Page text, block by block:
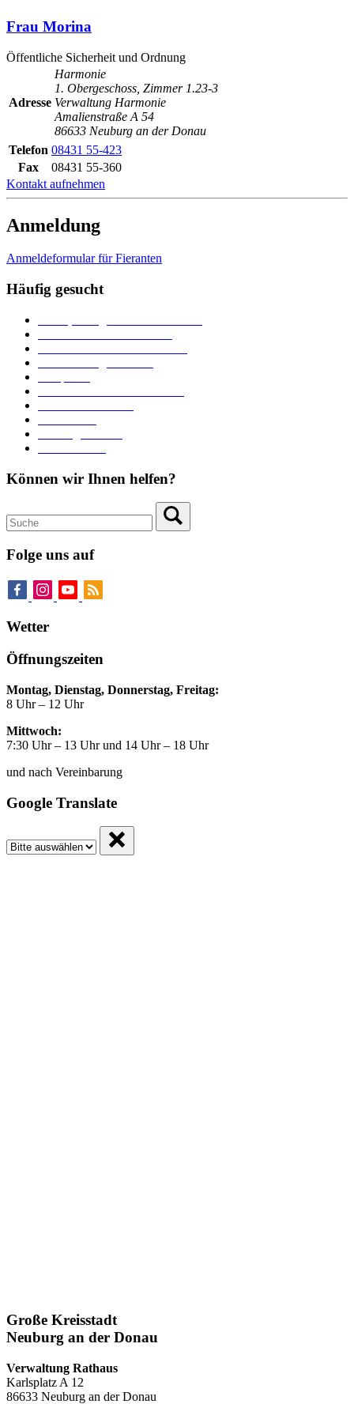
Frau Morina
Öffentliche Sicherheit und Ordnung
Adresse
Harmonie
1. Obergeschoss, Zimmer 1.23-3
Verwaltung Harmonie
Amalienstraße A 54
86633 Neuburg an der Donau
Telefon 08431 55-423
Fax
08431 55-360
Kontakt aufnehmen
Anmeldung
Anmeldeformular für Fieranten
Häufig gesucht
Können wir Ihnen helfen?
Folge uns auf
Wetter
Öffnungszeiten
Montag, Dienstag, Donnerstag, Freitag:
8 Uhr – 12 Uhr
Mittwoch:
7:30 Uhr – 13 Uhr und 14 Uhr – 18 Uhr
und nach Vereinbarung
Google Translate
Große Kreisstadt
Neuburg an der Donau
Verwaltung Rathaus
Karlsplatz A 12
86633 Neuburg an der Donau